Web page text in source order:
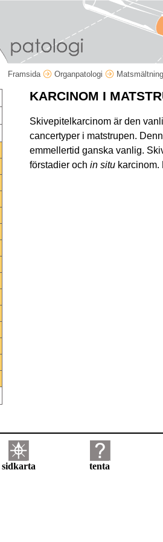
Framsida Organpatologi
KARCINOM I
Skivepitelkarcinom är den
cancertyper i matstrupen.
emmellertid ganska vanlig.
förstadier och in situ karcinom.
sidkarta tenta